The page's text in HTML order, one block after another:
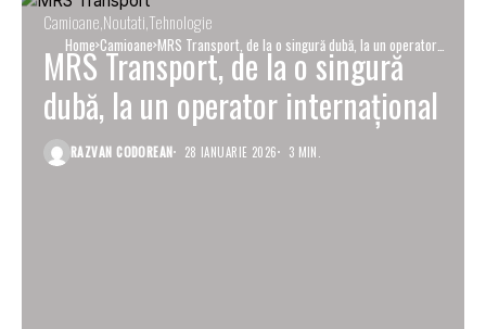
Home Camioane MRS Transport, de la o singură dubă, la un operator
internațional
Camioane Noutati Tehnologie
MRS Transport, de la o singură
dubă, la un operator internațional
RAZVAN CODOREAN 28 IANUARIE 2026 3 MIN.